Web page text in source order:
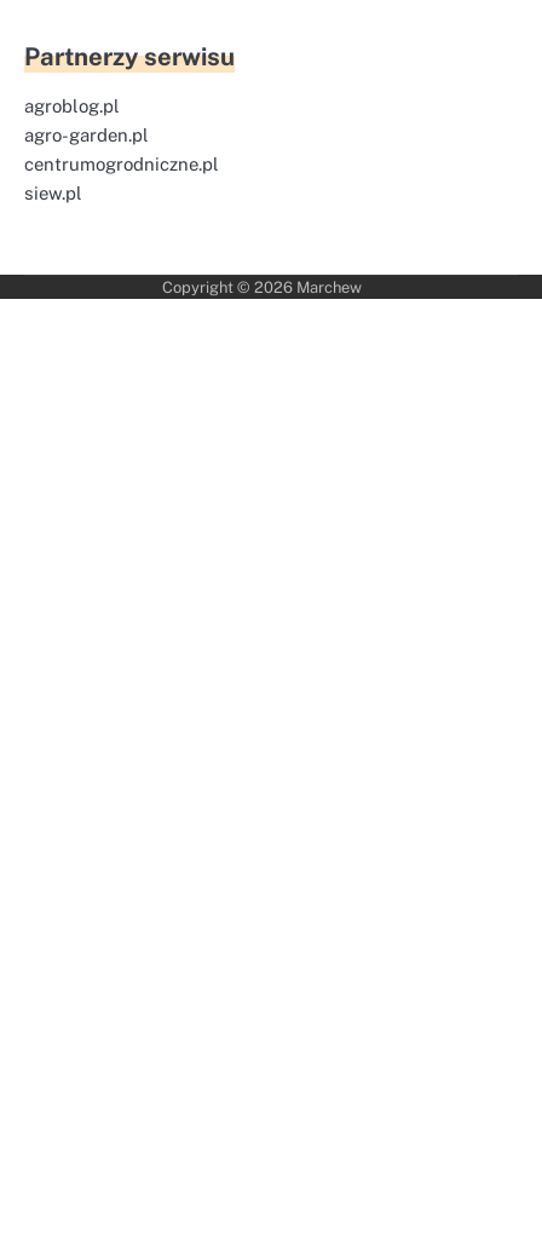
Partnerzy serwisu
agroblog.pl
agro-garden.pl
centrumogrodniczne.pl
siew.pl
Copyright © 2026 Marchew